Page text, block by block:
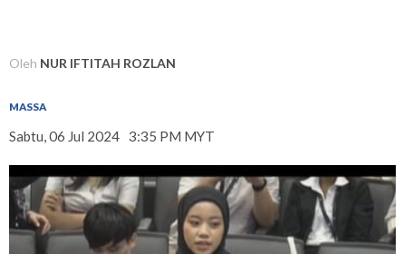
Oleh NUR IFTITAH ROZLAN
MASSA
Sabtu, 06 Jul 2024 3:35 PM MYT